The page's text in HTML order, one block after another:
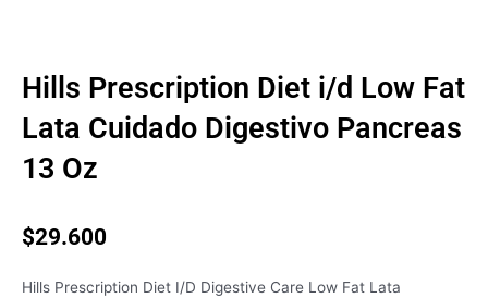
Hills Prescription Diet i/d Low Fat
Lata Cuidado Digestivo Pancreas
13 Oz
$29.600
Hills Prescription Diet I/D Digestive Care Low Fat Lata